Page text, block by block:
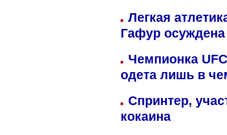
Легкая
Гафур осуждена
Чемпионка
одета лишь в
Спринтер,
кокаина